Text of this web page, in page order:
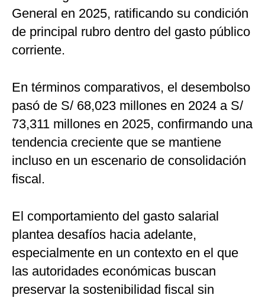
General en 2025, ratificando su condición
de principal rubro dentro del gasto público
corriente.
En términos comparativos, el desembolso
pasó de S/ 68,023 millones en 2024 a S/
73,311 millones en 2025, confirmando una
tendencia creciente que se mantiene
incluso en un escenario de consolidación
fiscal.
El comportamiento del gasto salarial
plantea desafíos hacia adelante,
especialmente en un contexto en el que
las autoridades económicas buscan
preservar la sostenibilidad fiscal sin